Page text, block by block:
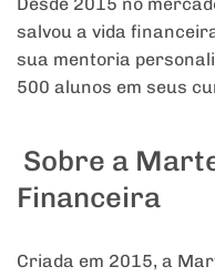
salvou a vida
sua mentoria
500 alunos em seus
Sobre a
Financeira
Criada em 2015, a